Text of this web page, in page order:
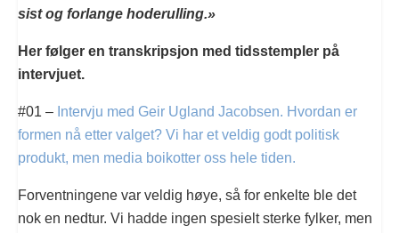
sist og forlange hoderulling.»
Her følger en transkripsjon med tidsstempler på
intervjuet.
#01 – Intervju med Geir Ugland Jacobsen. Hvordan er
formen nå etter valget? Vi har et veldig godt politisk
produkt, men media boikotter oss hele tiden.
Forventningene var veldig høye, så for enkelte ble det
nok en nedtur. Vi hadde ingen spesielt sterke fylker, men